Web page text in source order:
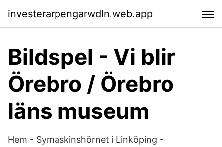
investerarpengarwdln.web.app
Bildspel - Vi blir
Örebro / Örebro
läns museum
Hem - Symaskinshörnet i Linköping -